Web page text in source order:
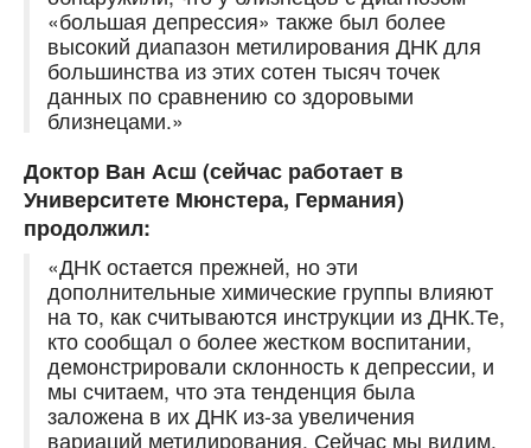
«большая депрессия» также был более
высокий диапазон метилирования ДНК для
большинства из этих сотен тысяч точек
данных по сравнению со здоровыми
близнецами.»
Доктор Ван Асш (сейчас работает в
Университете Мюнстера, Германия)
продолжил:
«ДНК остается прежней, но эти
дополнительные химические группы влияют
на то, как считываются инструкции из ДНК.Те,
кто сообщал о более жестком воспитании,
демонстрировали склонность к депрессии, и
мы считаем, что эта тенденция была
заложена в их ДНК из-за увеличения
вариаций метилирования. Сейчас мы видим,